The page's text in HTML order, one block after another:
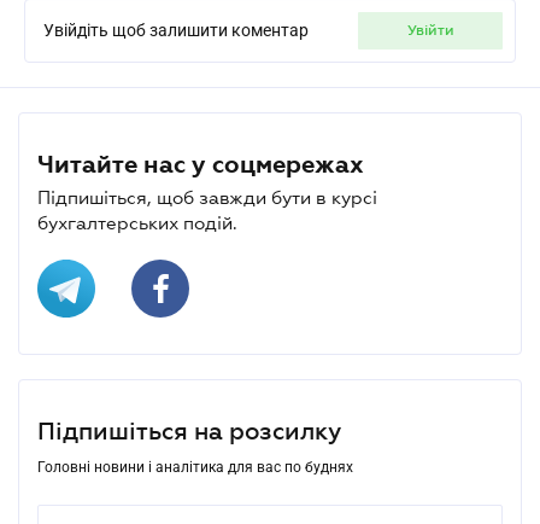
Увійдіть щоб залишити коментар увійти
Читайте нас у соцмережах
Підпишіться, щоб завжди бути в курсі
бухгалтерських подій.
Підпишіться на розсилку
Головні новини і аналітика для вас по буднях